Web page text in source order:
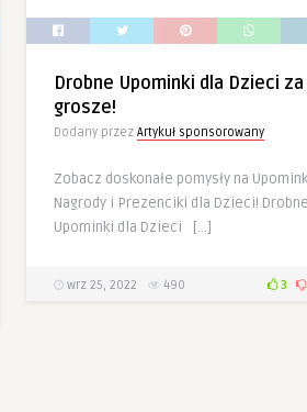
Drobne Upominki dla Dzieci za
grosze!
Dodany przez Artykuł sponsorowany
Zobacz doskonałe pomysły na
Nagrody i Prezenciki dla Dzieci! Drobne
Upominki dla Dzieci […]
wrz 25, 2022 490 3